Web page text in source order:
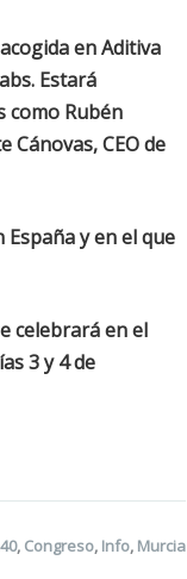
en Aditiva
Estará
como Rubén
CEO de
y en el que
celebrará en el
3 y 4 de
, Congreso, Info, Murcia